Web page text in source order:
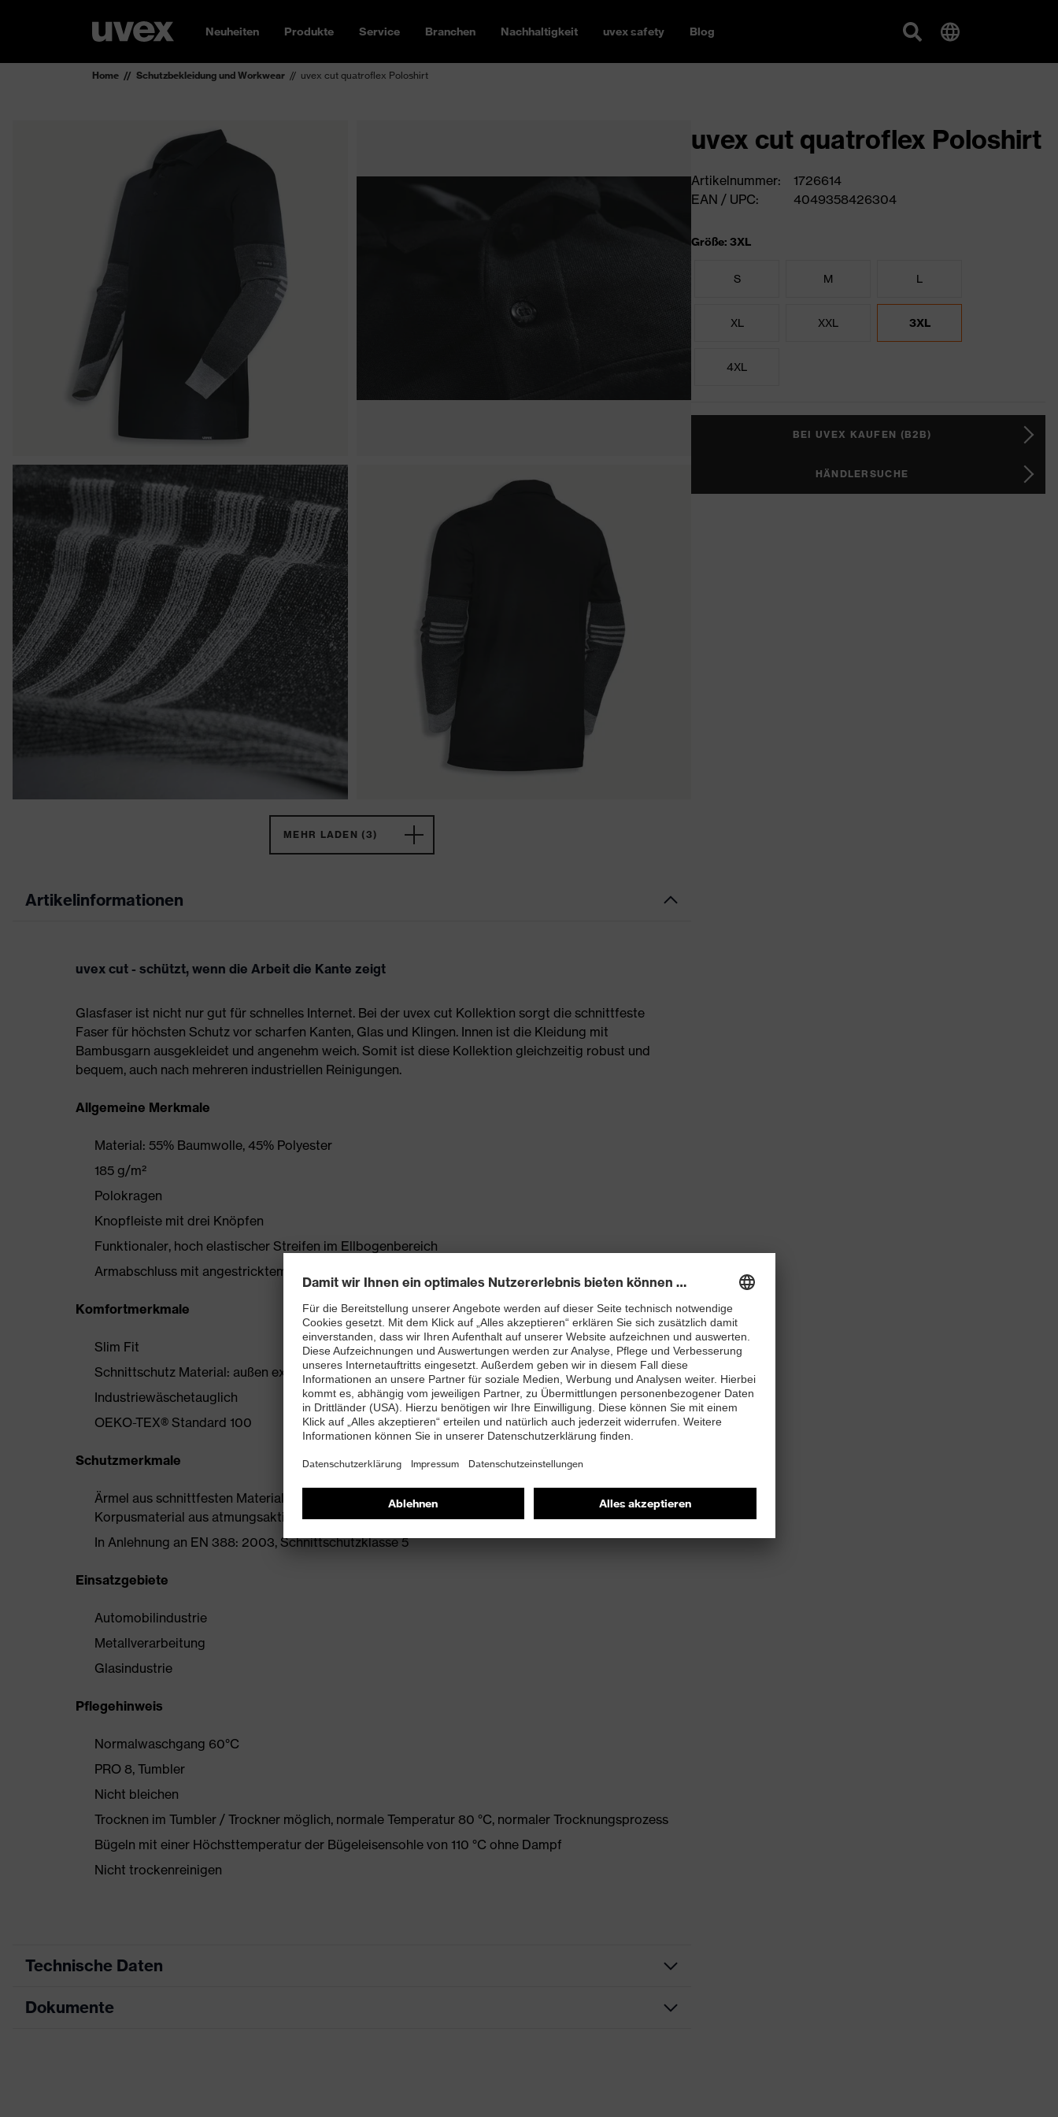
Neuheiten Produkte Service Branchen Nachhaltigkeit uvex safety Blog
Home Schutzbekleidung und Workwear uvex cut quatroflex Poloshirt
MEHR LADEN (3)
Artikelinformationen
uvex cut - schützt, wenn die Arbeit die Kante zeigt
Glasfaser ist nicht nur gut für schnelles Internet. Bei der uvex cut Kollektion sorgt die schnittfeste
Faser für höchsten Schutz vor scharfen Kanten, Glas und Klingen. Innen ist die Kleidung mit
Bambusgarn ausgekleidet und angenehm weich. Somit ist diese Kollektion gleichzeitig robust und
bequem, auch nach mehreren industriellen Reinigungen.
Allgemeine Merkmale
Material: 55% Baumwolle, 45% Polyester
185 g/m²
Polokragen
Knopfleiste mit drei Knöpfen
Funktionaler, hoch elastischer Streifen im Ellbogenbereich
Armabschluss mit angestricktem Bündchen ohne störende Nähte
Komfortmerkmale
Slim Fit
Schnittschutz Material: außen extrem strapazierbar, innen angenehm kühlend
Industriewäschetauglich
OEKO-TEX® Standard 100
Schutzmerkmale
Ärmel aus schnittfesten Material in hoher Schnittschutzklasse in Verbindung mit hitzebeständigen
Korpusmaterial aus atmungsaktiver Funktionsfaser
In Anlehnung an EN 388: 2003, Schnittschutzklasse 5
Einsatzgebiete
Automobilindustrie
Metallverarbeitung
Glasindustrie
Pflegehinweis
Normalwaschgang 60°C
PRO 8, Tumbler
Nicht bleichen
Trocknen im Tumbler / Trockner möglich, normale Temperatur 80 °C, normaler Trocknungsprozess
Bügeln mit einer Höchsttemperatur der Bügeleisensohle von 110 °C ohne Dampf
Nicht trockenreinigen
Technische Daten
Produktart
Dokumente
uvex cut quatroflex Poloshirt
Artikelnummer:
1726614
EAN / UPC:
4049358426304
Größe: 3XL
S M L
XL XXL 3XL
4XL
BEI UVEX KAUFEN (B2B)
HÄNDLERSUCHE